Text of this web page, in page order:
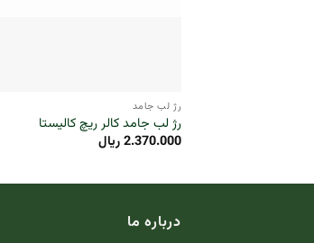
رژ لب جامد
رژ لب جامد کالر ریچ کالیستا
2.370.000ریال
درباره ما